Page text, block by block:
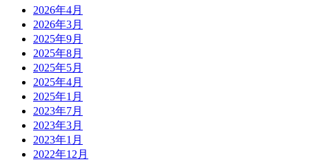
2026年4月
2026年3月
2025年9月
2025年8月
2025年5月
2025年4月
2025年1月
2023年7月
2023年3月
2023年1月
2022年12月